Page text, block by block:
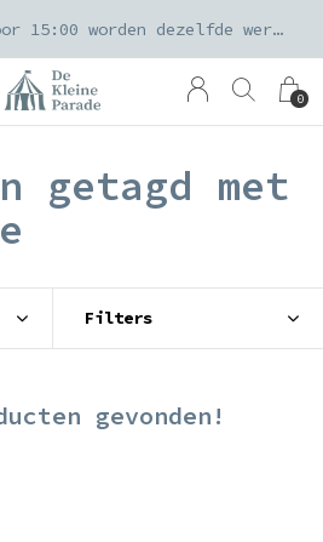
0
Orders geplaatst voor 15:00 worden dezelfde werkdag verzonden
getagd met
Filters
gevonden!